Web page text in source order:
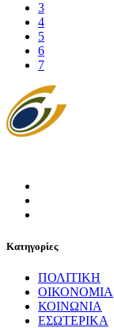
3
4
5
6
7
Κατηγορίες
ΠΟΛΙΤΙΚΗ
ΟΙΚΟΝΟΜΙΑ
ΚΟΙΝΩΝΙΑ
ΕΣΩΤΕΡΙΚΑ